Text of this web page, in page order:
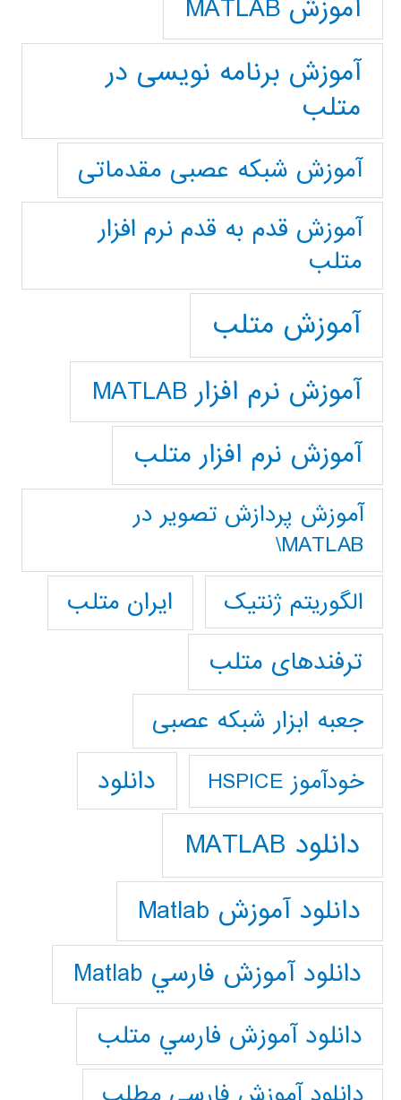
آموزش MATLAB
آموزش برنامه نویسی در
متلب
آموزش شبکه عصبی مقدماتی
آموزش قدم به قدم نرم افزار
متلب
آموزش متلب
آموزش نرم افزار MATLAB
آموزش نرم افزار متلب
آموزش پردازش تصوير در
MATLAB\
الگوریتم ژنتیک
ایران متلب
ترفندهای متلب
جعبه ابزار شبکه عصبی
خودآموز HSPICE دانلود
دانلود MATLAB
دانلود آموزش Matlab
دانلود آموزش فارسي Matlab
دانلود آموزش فارسي متلب